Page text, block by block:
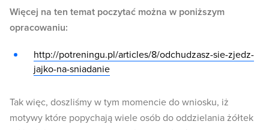
Więcej na ten temat poczytać można w poniższym
opracowaniu:
http://potreningu.pl/articles/8/odchudzasz-sie-zjedz-
jajko-na-sniadanie
Tak więc, doszliśmy w tym momencie do wniosku, iż
motywy które popychają wiele osób do oddzielania żółtek